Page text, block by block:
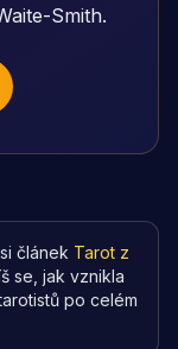
Smith.
článek Tarot z
se, jak vznikla
po celém